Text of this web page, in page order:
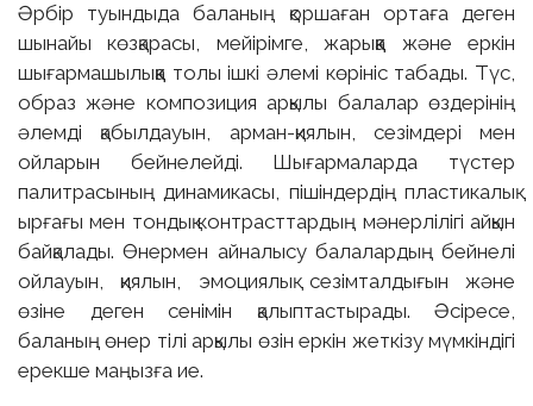
Әрбір туындыда баланың қоршаған ортаға деген
шынайы көзқарасы, мейірімге, жарыққа және еркін
шығармашылыққа толы ішкі әлемі көрініс табады. Түс,
образ және композиция арқылы балалар өздерінің
әлемді қабылдауын, арман-қиялын, сезімдері мен
ойларын бейнелейді. Шығармаларда түстер
палитрасының динамикасы, пішіндердің пластикалық
ырғағы мен тондық контрасттардың мәнерлілігі айқын
байқалады. Өнермен айналысу балалардың бейнелі
ойлауын, қиялын, эмоциялық сезімталдығын және
өзіне деген сенімін қалыптастырады. Әсіресе,
баланың өнер тілі арқылы өзін еркін жеткізу мүмкіндігі
ерекше маңызға ие.